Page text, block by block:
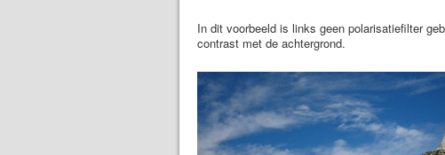
In dit voorbeeld is links geen polarisatiefilter
contrast met de achtergrond.